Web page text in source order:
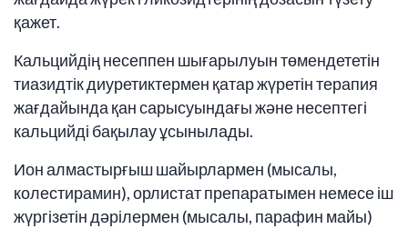
қажет.
Кальцийдің несеппен шығарылуын төмендететін
тиазидтік диуретиктермен қатар жүретін терапия
жағдайында қан сарысуындағы және несептегі
кальцийді бақылау ұсынылады.
Ион алмастырғыш шайырлармен (мысалы,
колестирамин), орлистат препаратымен немесе іш
жүргізетін дәрілермен (мысалы, парафин майы)